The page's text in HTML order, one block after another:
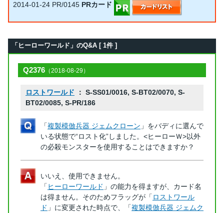
2014-01-24 PR/0145 PRカード
「ヒーローワールド」のQ&A [ 1件 ]
Q2376 （2018-08-29）
ロストワールド ： S-SS01/0016, S-BT02/0070, S-
BT02/0085, S-PR/186
「複製模倣兵器 ジェムクローン 」をバディに選んで
いる状態で“ロスト化”しました。<ヒーローＷ>以外
の必殺モンスターを使用することはできますか？
いいえ、使用できません。
「 ヒーローワールド 」の能力を得ますが、カード名
は得ません。そのためフラッグが「 ロストワール
ド 」に変更された時点で、「複製模倣兵器 ジェムク